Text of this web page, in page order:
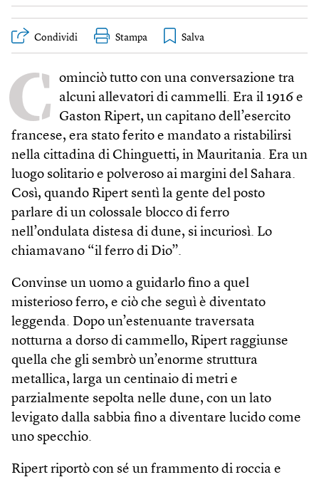
Condividi Stampa
C
ominciò tutto con una conversazione tra
alcuni allevatori di cammelli. Era il 1916 e
Gaston Ripert, un capitano dell’esercito
francese, era stato ferito e mandato a ristabilirsi
nella cittadina di Chinguetti, in Mauritania. Era un
luogo solitario e polveroso ai margini del Sahara.
Così, quando Ripert sentì la gente del posto
parlare di un colossale blocco di ferro
nell’ondulata distesa di dune, si incuriosì. Lo
chiamavano “il ferro di Dio”.
Convinse un uomo a guidarlo fino a quel
misterioso ferro, e ciò che seguì è diventato
leggenda. Dopo un’estenuante traversata
notturna a dorso di cammello, Ripert raggiunse
quella che gli sembrò un’enorme struttura
metallica, larga un centinaio di metri e
parzialmente sepolta nelle dune, con un lato
levigato dalla sabbia fino a diventare lucido come
uno specchio.
Ripert riportò con sé un frammento di roccia e